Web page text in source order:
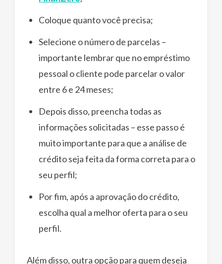
Coloque quanto você precisa;
Selecione o número de parcelas –
importante lembrar que no empréstimo
pessoal o cliente pode parcelar o valor
entre 6 e 24 meses;
Depois disso, preencha todas as
informações solicitadas – esse passo é
muito importante para que a análise de
crédito seja feita da forma correta para o
seu perfil;
Por fim, após a aprovação do crédito,
escolha qual a melhor oferta para o seu
perfil.
Além disso, outra opção para quem deseja